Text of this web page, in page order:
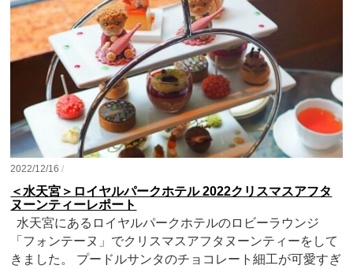
2022/12/16/
＜水天宮＞ロイヤルパークホテル 2022クリスマスアフタ
ヌーンティーレポート
水天宮にあるロイヤルパークホテルのロビーラウンジ
「フォンテーヌ」でクリスマスアフタヌーンティーをして
きました。 プードルサンタのチョコレート細工が可愛すぎ